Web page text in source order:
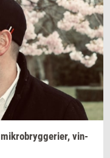
mi­kro­bryg­ge­ri­er, vin­